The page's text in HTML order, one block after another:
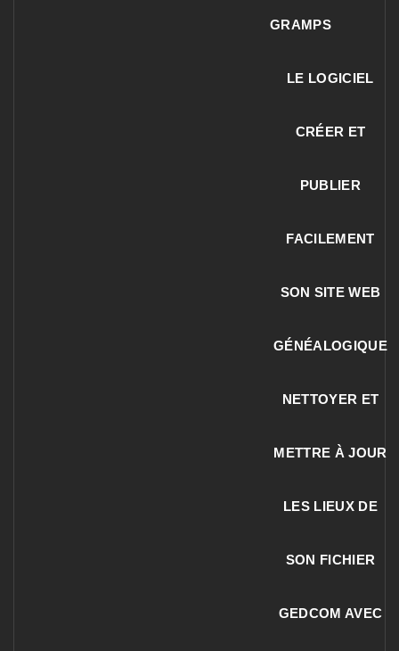
GRAMPS
LE LOGICIEL
CRÉER ET
PUBLIER
FACILEMENT
SON SITE WEB
GÉNÉALOGIQUE
NETTOYER ET
METTRE À JOUR
LES LIEUX DE
SON FICHIER
GEDCOM AVEC